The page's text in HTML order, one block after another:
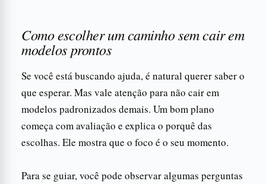
Como escolher um caminho sem cair em
modelos prontos
Se você está buscando ajuda, é natural querer saber o
que esperar. Mas vale atenção para não cair em
modelos padronizados demais. Um bom plano
começa com avaliação e explica o porquê das
escolhas. Ele mostra que o foco é o seu momento.
Para se guiar, você pode observar algumas perguntas